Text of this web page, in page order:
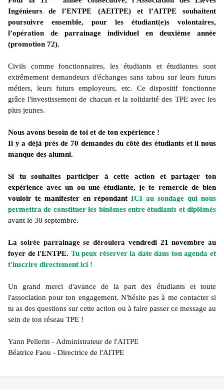
Ingénieurs de l’ENTPE (AEITPE) et l’AITPE souhaitent
poursuivre ensemble, pour les étudiant(e)s volontaires,
l’opération de parrainage individuel en deuxième année
(promotion 72).
Civils comme fonctionnaires, les étudiants et étudiantes sont
extrêmement demandeurs d'échanges sans tabou sur leurs futurs
métiers, leurs futurs employeurs, etc. Ce dispositif fonctionne
grâce l'investissement de chacun et la solidarité des TPE avec les
plus jeunes.
Nous avons besoin de toi et de ton expérience !
Il y a déjà près de 70 demandes du côté des étudiants et il nous
manque des alumni.
Si tu souhaites participer à cette action et partager ton
expérience avec un ou une étudiante, je te remercie de bien
vouloir te manifester en répondant ICI au sondage qui nous
permettra de constituer les binômes entre étudiants et diplômés
avant le 30 septembre.
La soirée parrainage se déroulera vendredi 21 novembre au
foyer de l'ENTPE. Tu peux réserver la date dans ton agenda et
t'inscrire directement ici !
Un grand merci d'avance de la part des étudiants et toute
l'association pour ton engagement. N'hésite pas à me contacter si
tu as des questions sur cette action ou à faire passer ce message au
sein de ton réseau TPE !
Yann Pellerin - Administrateur de l'AITPE
Béatrice Faou - Directrice de l'AITPE